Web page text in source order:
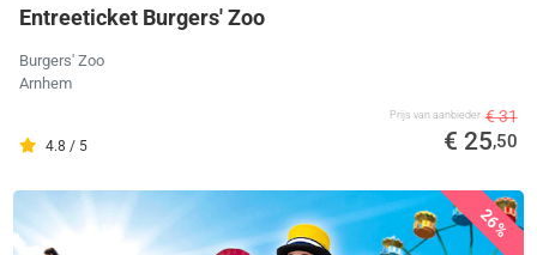
Entreeticket Burgers' Zoo
Burgers' Zoo
Arnhem
4.8 / 5
Prijs van aanbieder € 31
€ 25,50
26%